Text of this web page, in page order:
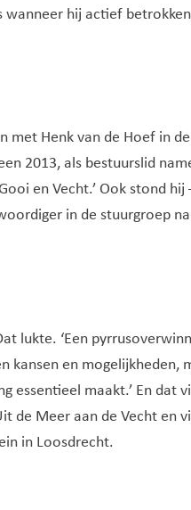
hij actief
met Henk van de Hoef in
2013, als bestuurslid
en Vecht.’ Ook stond
in de stuurgroep
lukte. ‘Een
kansen en mogelijkheden,
maakt.’ En dat
de Meer aan de Vecht en
in Loosdrecht.